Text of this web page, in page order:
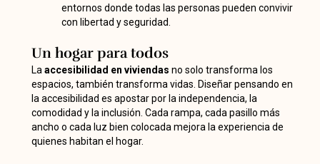
entornos donde todas las personas pueden convivir
con libertad y seguridad.
Un hogar para todos
La accesibilidad en viviendas no solo transforma los
espacios, también transforma vidas. Diseñar pensando en
la accesibilidad es apostar por la independencia, la
comodidad y la inclusión. Cada rampa, cada pasillo más
ancho o cada luz bien colocada mejora la experiencia de
quienes habitan el hogar.